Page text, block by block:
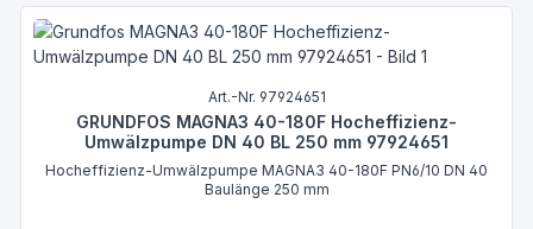
Art.-Nr. 97924651
GRUNDFOS MAGNA3 40-180F Hocheffizienz-
Umwälzpumpe DN 40 BL 250 mm 97924651
Hocheffizienz-Umwälzpumpe MAGNA3 40-180F PN6/10 DN 40
Baulänge 250 mm